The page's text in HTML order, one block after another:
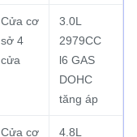
Cửa cơ
sở 4
cửa
3.0L
2979CC
l6 GAS
DOHC
tăng áp
Cửa cơ
4.8L